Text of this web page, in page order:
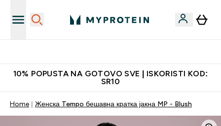
10% POPUSTA NA GOTOVO SVE | ISKORISTI KOD:
SR10
Home Женска Tempo бешавна кратка јакна MP - Blush